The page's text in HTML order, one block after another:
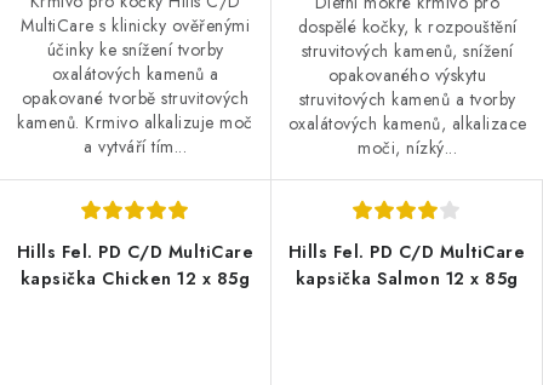
MultiCare s klinicky ověřenými
účinky ke snížení tvorby
oxalátových kamenů a
opakované tvorbě struvitových
kamenů. Krmivo alkalizuje moč
a vytváří tím...
dospělé kočky, k rozpouštění
struvitových kamenů, snížení
opakovaného výskytu
struvitových kamenů a tvorby
oxalátových kamenů, alkalizace
moči, nízký...
Hills Fel. PD C/D MultiCare
kapsička Chicken 12 x 85g
Hills Fel. PD C/D MultiCare
kapsička Salmon 12 x 85g